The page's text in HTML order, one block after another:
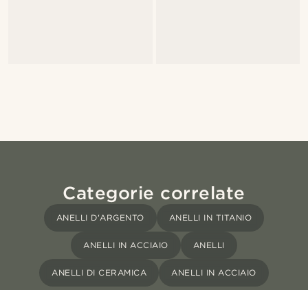
Categorie correlate
ANELLI D'ARGENTO ANELLI IN TITANIO
ANELLI IN ACCIAIO ANELLI
ANELLI DI CERAMICA ANELLI IN ACCIAIO